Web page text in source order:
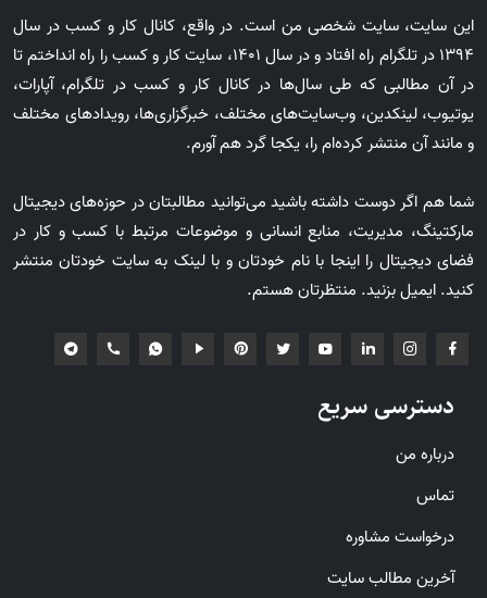
این سایت، سایت شخصی من است. در واقع، کانال کار و کسب در سال
1394 در تلگرام راه افتاد و در سال 1401، سایت کار و کسب را راه انداختم تا
در آن مطالبی که طی سال‌ها در کانال کار و کسب در تلگرام، آپارات،
یوتیوب، لینکدین، وب‌سایت‌های مختلف، خبرگزاری‌ها، رویدادهای مختلف
و مانند آن منتشر کرده‌ام را، یکجا گرد هم آورم.
شما هم اگر دوست داشته باشید می‌توانید مطالبتان در حوزه‌های دیجیتال
مارکتینگ، مدیریت، منابع انسانی و موضوعات مرتبط با کسب و کار در
فضای دیجیتال را اینجا با نام خودتان و با لینک به سایت خودتان منتشر
کنید. ایمیل بزنید. منتظرتان هستم.
دسترسی سریع
درباره من
تماس
درخواست مشاوره
آخرین مطالب سایت